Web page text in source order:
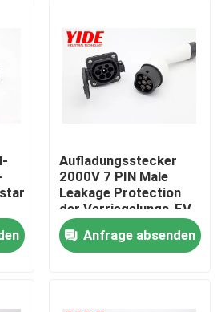
Aufladungsstecker
2000V 7 PIN Male
Leakage Protection
der Verriegelungs-EV
Anfrage absenden